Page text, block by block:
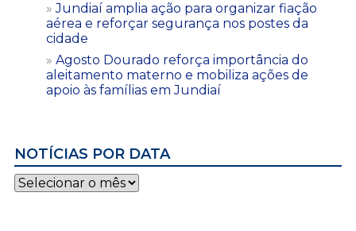
Jundiaí amplia ação para organizar fiação
aérea e reforçar segurança nos postes da
cidade
Agosto Dourado reforça importância do
aleitamento materno e mobiliza ações de
apoio às famílias em Jundiaí
NOTÍCIAS POR DATA
Notícias
por